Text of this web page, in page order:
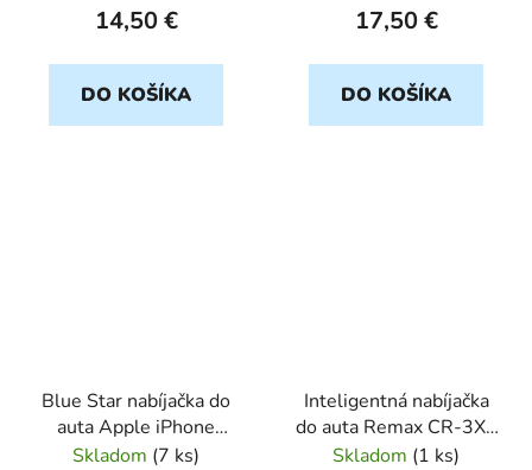
14,50 €
DO KOŠÍKA
17,50 €
DO KOŠÍKA
Blue Star nabíjačka do
auta Apple iPhone
5/6/6s/7/8/X s káblom a
Skladom (7 ks)
Inteligentná nabíjačka
do auta Remax CR-3XP
5V s 3 USB portami a
Skladom (1 ks)